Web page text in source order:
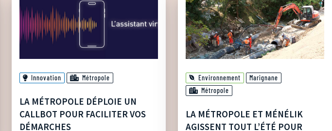
Innovation Métropole
LA MÉTROPOLE DÉPLOIE UN
CALLBOT POUR FACILITER VOS
DÉMARCHES
Environnement
Marignane
Métropole
LA MÉTROPOLE ET MÉNÉLIK
AGISSENT TOUT L’ÉTÉ POUR